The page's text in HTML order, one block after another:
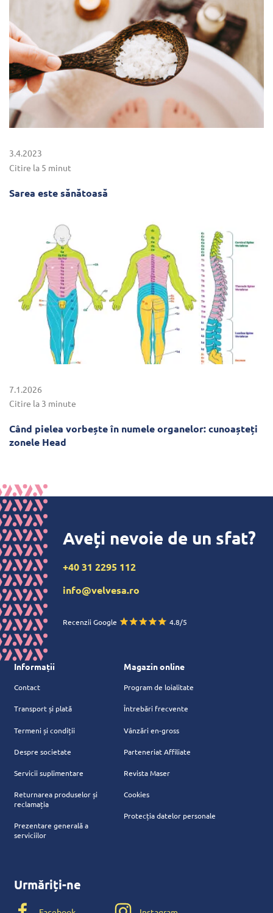
3.4.2023
Citire la 5 minut
Sarea este sănătoasă
7.1.2026
Citire la 3 minute
Când pielea vorbește în numele organelor: cunoașteți
zonele Head
Aveți nevoie de un sfat?
+40 31 2295 112
info@velvesa.ro
Recenzii Google 4.8/5
Informații
Contact
Transport și plată
Termeni și condiții
Despre societate
Servicii suplimentare
Returnarea produselor și
reclamația
Prezentare generală a
serviciilor
Magazin online
Program de loialitate
Întrebări frecvente
Vânzări en-gross
Parteneriat Affiliate
Revista Maser
Cookies
Protecția datelor personale
Urmăriți-ne